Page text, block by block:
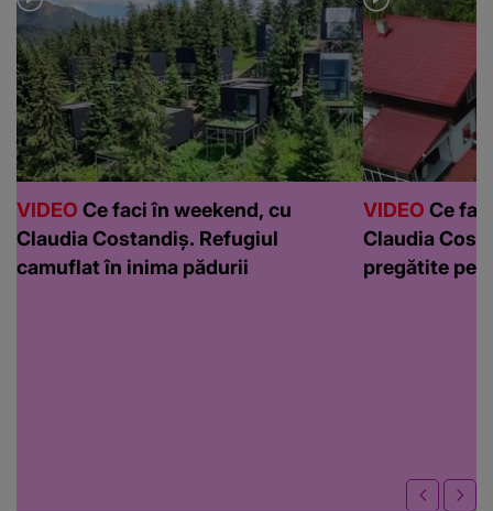
VIDEO Ce faci în weekend, cu
Claudia Costandiș. Refugiul
camuflat în inima pădurii
VIDEO Ce
Claudia
pregătite